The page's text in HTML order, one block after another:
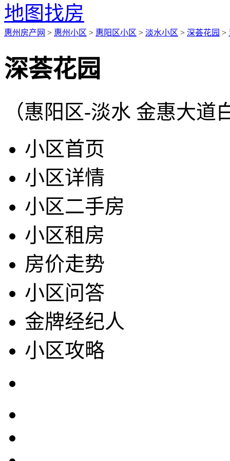
地图找房
惠州房产网 > 惠州小区 > 惠阳区小区 > 淡水小区 > 深荟花园 >
深荟花园
（惠阳区-淡水 金惠大道
小区首页
小区详情
小区二手房
小区租房
房价走势
小区问答
金牌经纪人
小区攻略